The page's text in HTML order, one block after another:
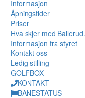
Informasjon
Åpningstider
Priser
Hva skjer med Ballerud.
Informasjon fra styret
Kontakt oss
Ledig stilling
GOLFBOX
KONTAKT
BANESTATUS